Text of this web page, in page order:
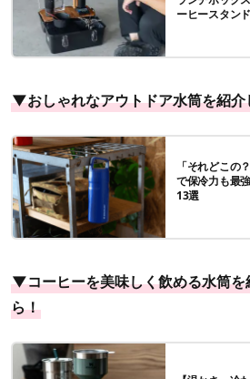
ーヒースタンド
▼おしゃれなアウトドア水筒を紹介
「それどこの
で保冷力も最
13選
▼コーヒーを美味しく飲める水筒を
ら！